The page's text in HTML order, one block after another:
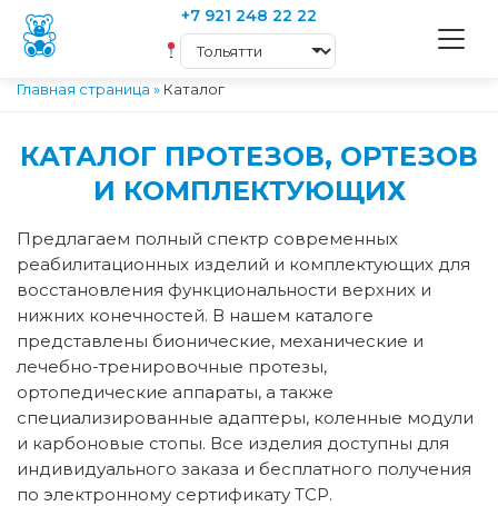
+7 921 248 22 22
Главная страница » Каталог
КАТАЛОГ ПРОТЕЗОВ, ОРТЕЗОВ
И КОМПЛЕКТУЮЩИХ
Предлагаем полный спектр современных
реабилитационных изделий и комплектующих для
восстановления функциональности верхних и
нижних конечностей. В нашем каталоге
представлены бионические, механические и
лечебно-тренировочные протезы,
ортопедические аппараты, а также
специализированные адаптеры, коленные модули
и карбоновые стопы. Все изделия доступны для
индивидуального заказа и бесплатного получения
по электронному сертификату ТСР.